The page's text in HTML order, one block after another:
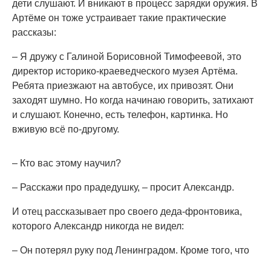
дети слушают. И вникают в процесс зарядки оружия. В
Артёме он тоже устраивает такие практические
рассказы:
– Я дружу с Галиной Борисовной Тимофеевой, это
директор историко-краеведческого музея Артёма.
Ребята приезжают на автобусе, их привозят. Они
заходят шумно. Но когда начинаю говорить, затихают
и слушают. Конечно, есть телефон, картинка. Но
вживую всё по-другому.
– Кто вас этому научил?
– Расскажи про прадедушку, – просит Александр.
И отец рассказывает про своего деда-фронтовика,
которого Александр никогда не видел:
– Он потерял руку под Ленинградом. Кроме того, что